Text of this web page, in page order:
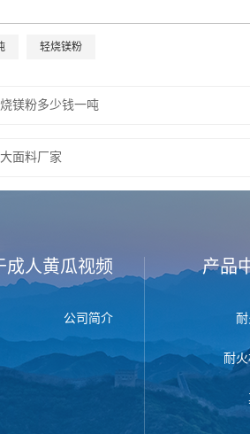
轻烧镁粉
镁粉多少钱一吨
面料厂家
成人黄瓜视频
公司简介
产品
耐